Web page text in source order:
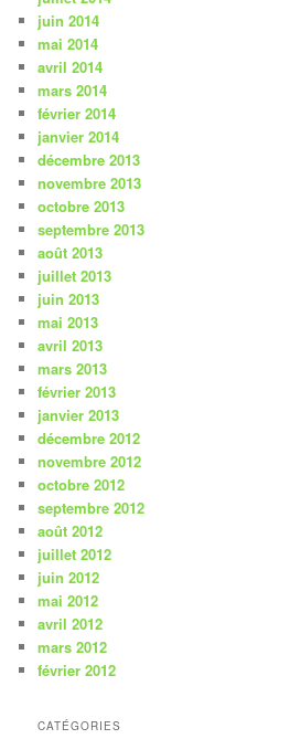
juin 2014
mai 2014
avril 2014
mars 2014
février 2014
janvier 2014
décembre 2013
novembre 2013
octobre 2013
septembre 2013
août 2013
juillet 2013
juin 2013
mai 2013
avril 2013
mars 2013
février 2013
janvier 2013
décembre 2012
novembre 2012
octobre 2012
septembre 2012
août 2012
juillet 2012
juin 2012
mai 2012
avril 2012
mars 2012
février 2012
CATÉGORIES